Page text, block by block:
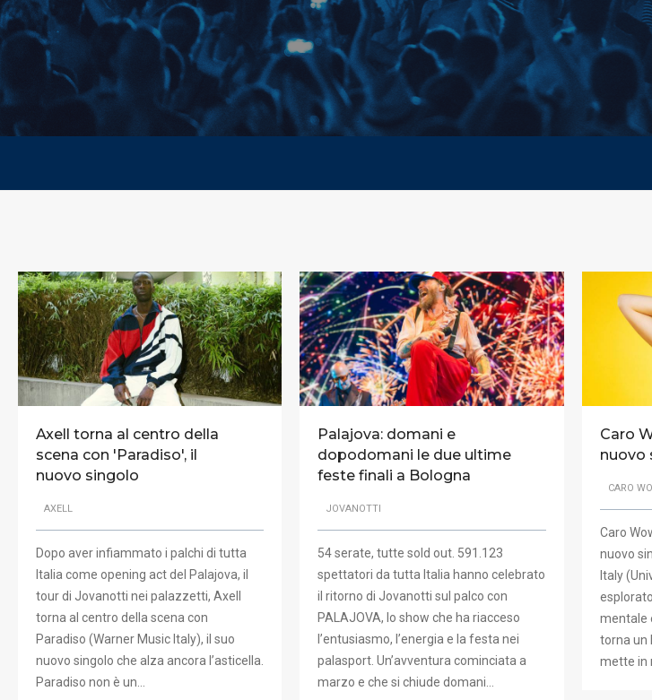
Axell torna al centro della
scena con 'Paradiso', il
nuovo singolo
AXELL
Dopo aver infiammato i palchi di tutta
Italia come opening act del Palajova, il
tour di Jovanotti nei palazzetti, Axell
torna al centro della scena con
Paradiso (Warner Music Italy), il suo
nuovo singolo che alza ancora l’asticella.
Paradiso non è un…
Palajova: domani e
dopodomani le due ultime
feste finali a Bologna
JOVANOTTI
54 serate, tutte sold out. 591.123
spettatori da tutta Italia hanno celebrato
il ritorno di Jovanotti sul palco con
PALAJOVA, lo show che ha riacceso
l’entusiasmo, l’energia e la festa nei
palasport. Un’avventura cominciata a
marzo e che si chiude domani…
Caro
nuovo
CARO
Caro
nuovo
Italy
mentale
torna un
mette in